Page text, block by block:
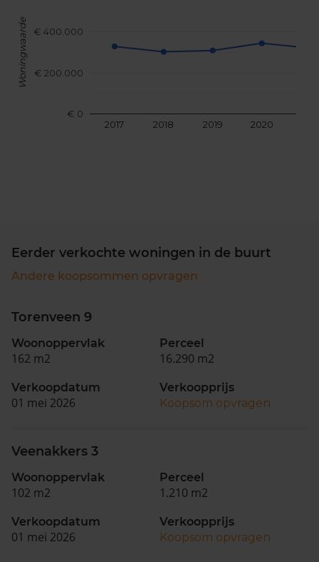
2017 2018 2019 2020
€ 0
€ 200.000
€ 400.000
Woningwaarde
Eerder verkochte woningen in de buurt
Andere koopsommen opvragen
Torenveen 9
Woonoppervlak
162 m2
Perceel
16.290 m2
Verkoopdatum
01 mei 2026
Verkoopprijs
Koopsom opvragen
Veenakkers 3
Woonoppervlak
102 m2
Perceel
1.210 m2
Verkoopdatum
01 mei 2026
Verkoopprijs
Koopsom opvragen